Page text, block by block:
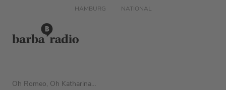
HAMBURG NATIONAL
Oh Romeo, Oh Katharina…